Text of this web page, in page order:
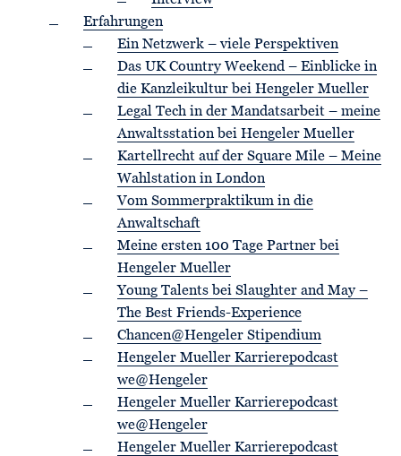
Erfahrungen
Ein Netzwerk – viele Perspektiven
Das UK Country Weekend – Einblicke in
die Kanzleikultur bei Hengeler Mueller
Legal Tech in der Mandatsarbeit – meine
Anwaltsstation bei Hengeler Mueller
Kartellrecht auf der Square Mile – Meine
Wahlstation in London
Vom Sommerpraktikum in die
Anwaltschaft
Meine ersten 100 Tage Partner bei
Hengeler Mueller
Young Talents bei Slaughter and May –
The Best Friends-Experience
Chancen@Hengeler Stipendium
Hengeler Mueller Karrierepodcast
we@Hengeler
Hengeler Mueller Karrierepodcast
we@Hengeler
Hengeler Mueller Karrierepodcast